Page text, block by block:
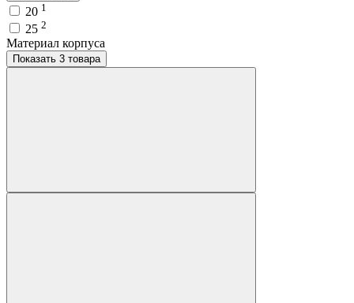
20 1
25 2
Материал корпуса
Показать 3 товара